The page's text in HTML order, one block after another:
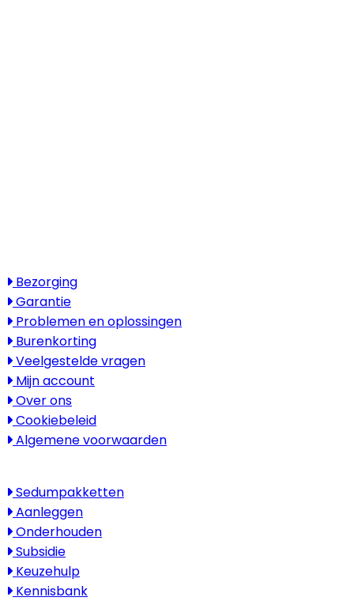
Bezorging
Garantie
Problemen en oplossingen
Burenkorting
Veelgestelde vragen
Mijn account
Over ons
Cookiebeleid
Algemene voorwaarden
Sedumpakketten
Aanleggen
Onderhouden
Subsidie
Keuzehulp
Kennisbank